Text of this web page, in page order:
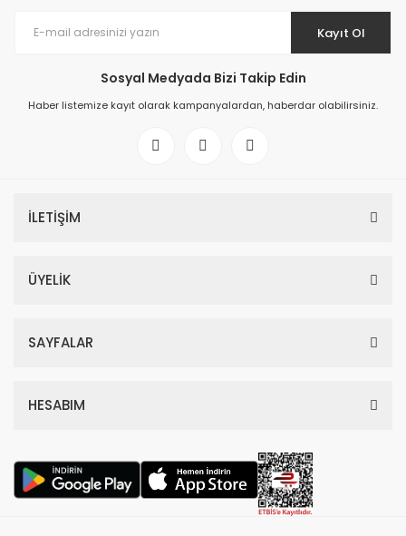
Kayıt Ol
Sosyal Medyada Bizi Takip Edin
Haber listemize kayıt olarak kampanyalardan, haberdar olabilirsiniz.
İLETİŞİM
ÜYELİK
SAYFALAR
HESABIM